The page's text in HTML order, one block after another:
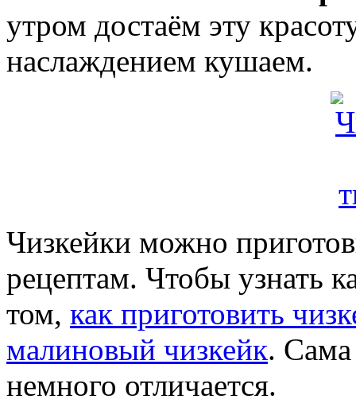
утром достаём эту
наслаждением кушаем.
Чизкейки можно
рецептам. Чтобы узнать
том, как приготовить
малиновый чизкейк. Сама
немного отличается.